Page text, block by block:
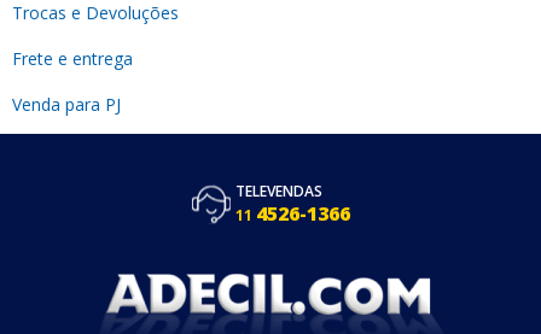
Trocas e Devoluções
Frete e entrega
Venda para PJ
TELEVENDAS
11 4526-1366